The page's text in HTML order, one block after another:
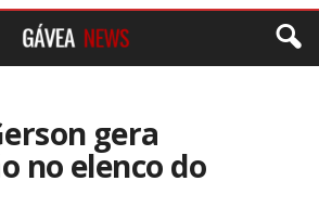
gera
no elenco do